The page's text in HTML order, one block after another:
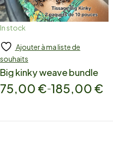
In stock
Add to cart
Ajouter à ma liste de
souhaits
Big kinky weave bundle
75,00 €–185,00 €